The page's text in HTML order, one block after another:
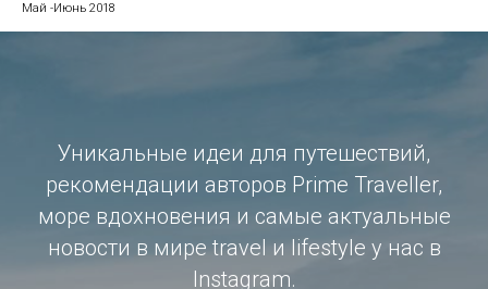
Май -Июнь 2018
Уникальные идеи для путешествий,
рекомендации авторов Prime Traveller,
море вдохновения и самые актуальные
новости в мире travel и lifestyle у нас в
Instagram.